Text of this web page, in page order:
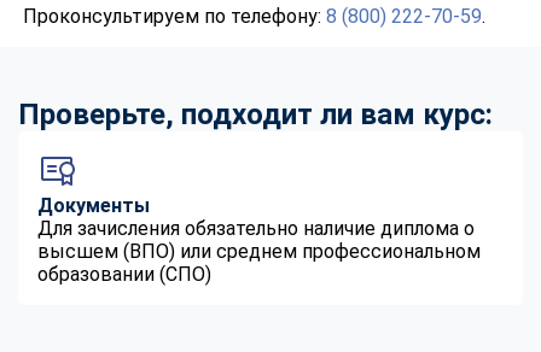
Проконсультируем по телефону: 8 (800) 222-70-59.
Проверьте, подходит ли вам курс:
Документы
Для зачисления обязательно наличие диплома о
высшем (ВПО) или среднем профессиональном
образовании (СПО)